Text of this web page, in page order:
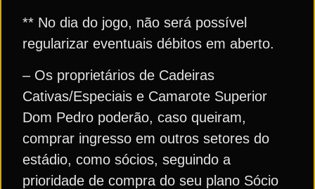
** No dia do jogo, não será possível
regularizar eventuais débitos em aberto.
– Os proprietários de Cadeiras
Cativas/Especiais e Camarote Superior
Dom Pedro poderão, caso queiram,
comprar ingresso em outros setores do
estádio, como sócios, seguindo a
prioridade de compra do seu plano Sócio